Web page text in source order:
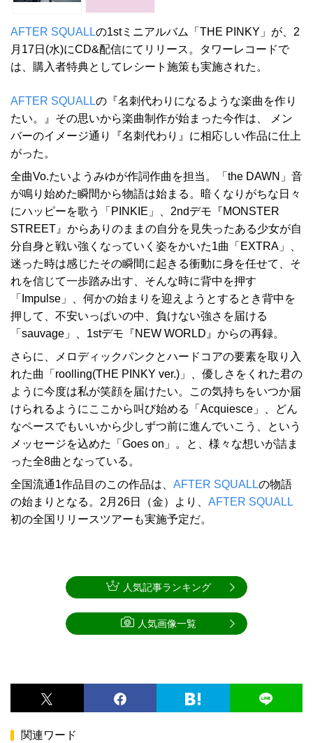
AFTER SQUALLの1stミニアルバム「THE PINKY」が、2
月17日(水)にCD&配信にてリリース。タワーレコードで
は、購入者特典としてレシート施策も実施された。
AFTER SQUALLの『名刺代わりになるような楽曲を作り
たい。』その思いから楽曲制作が始まった今作は、 メン
バーのイメージ通り『名刺代わり』に相応しい作品に仕上
がった。
全曲Vo.たいようみゆが作詞作曲を担当。「the DAWN」音
が鳴り始めた瞬間から物語は始まる。暗くなりがちな日々
にハッピーを歌う「PINKIE」、2ndデモ『MONSTER
STREET』からありのままの自分を見失ったある少女が自
分自身と戦い強くなっていく姿をかいた1曲「EXTRA」、
迷った時は感じたその瞬間に起きる衝動に身を任せて、そ
れを信じて一歩踏み出す、そんな時に背中を押す
「Impulse」、何かの始まりを迎えようとするとき背中を
押して、不安いっぱいの中、負けない強さを届ける
「sauvage」、1stデモ『NEW WORLD』からの再録。
さらに、メロディックパンクとハードコアの要素を取り入
れた曲「roolling(THE PINKY ver.)」、優しさをくれた君の
ように今度は私が笑顔を届けたい。この気持ちをいつか届
けられるようにここから叫び始める「Acquiesce」、どん
なペースでもいいから少しずつ前に進んでいこう、という
メッセージを込めた「Goes on」。と、様々な想いが詰ま
った全8曲となっている。
全国流通1作品目のこの作品は、 AFTER SQUALLの物語
の始まりとなる。2月26日（金）より、 AFTER SQUALL
初の全国リリースツアーも実施予定だ。
関連ワード
人気記事ランキング
人気画像一覧